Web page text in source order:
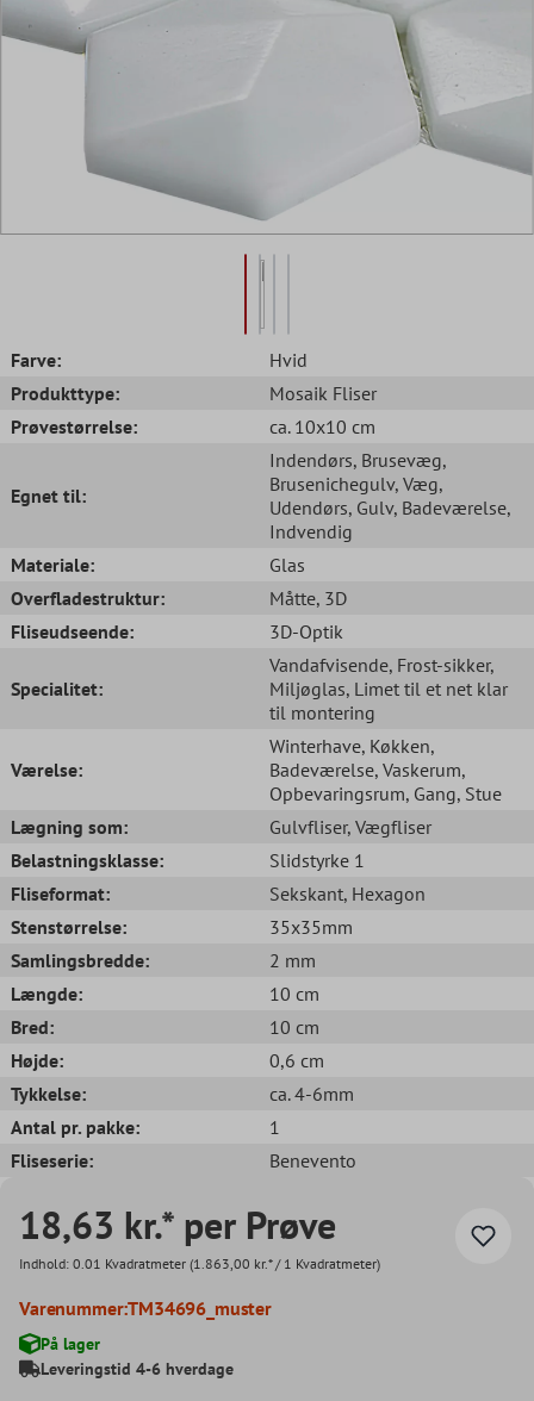
Farve:
Hvid
Produkttype:
Mosaik Fliser
Prøvestørrelse:
ca. 10x10 cm
Egnet til:
Indendørs, Brusevæg,
Brusenichegulv, Væg,
Udendørs, Gulv, Badeværelse,
Indvendig
Materiale:
Glas
Overfladestruktur:
Måtte, 3D
Fliseudseende:
3D-Optik
Specialitet:
Vandafvisende, Frost-sikker,
Miljøglas, Limet til et net klar
til montering
Værelse:
Winterhave, Køkken,
Badeværelse, Vaskerum,
Opbevaringsrum, Gang, Stue
Lægning som:
Gulvfliser, Vægfliser
Belastningsklasse:
Slidstyrke 1
Fliseformat:
Sekskant, Hexagon
Stenstørrelse:
35x35mm
Samlingsbredde:
2 mm
Længde:
10 cm
Bred:
10 cm
Højde:
0,6 cm
Tykkelse:
ca. 4-6mm
Antal pr. pakke:
1
Fliseserie:
Benevento
18,63 kr.* per Prøve
Indhold: 0.01 Kvadratmeter (1.863,00 kr.* / 1 Kvadratmeter)
Varenummer:TM34696_muster
På lager
Leveringstid 4-6 hverdage